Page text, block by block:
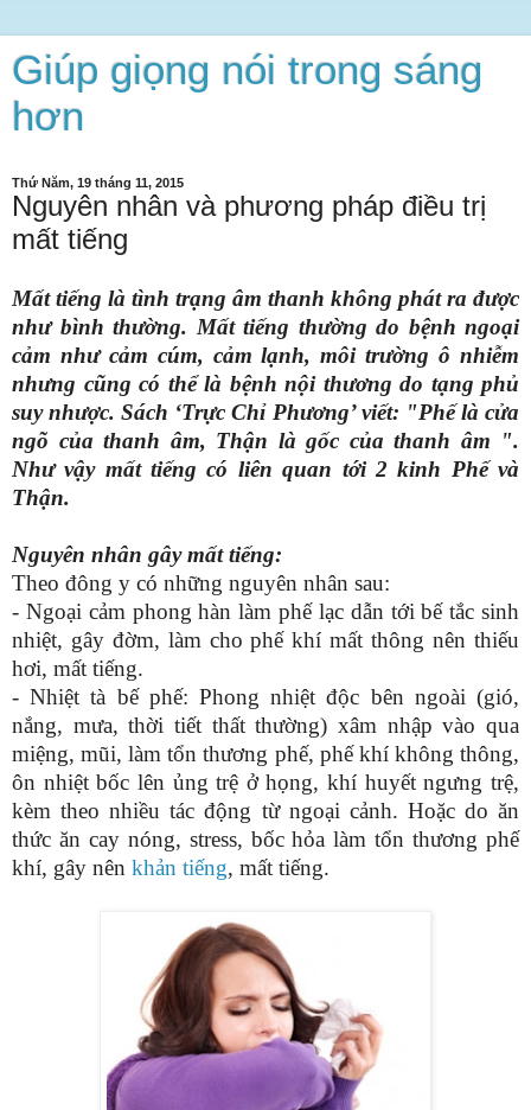
Giúp giọng nói trong sáng
hơn
Thứ Năm, 19 tháng 11, 2015
Nguyên nhân và phương pháp điều trị
mất tiếng
Mất tiếng là tình trạng âm thanh không phát ra được
như bình thường. Mất tiếng thường do bệnh ngoại
cảm như cảm cúm, cảm lạnh, môi trường ô nhiễm
nhưng cũng có thể là bệnh nội thương do tạng phủ
suy nhược. Sách ‘Trực Chỉ Phương’ viết: "Phế là cửa
ngõ của thanh âm, Thận là gốc của thanh âm ".
Như vậy mất tiếng có liên quan tới 2 kinh Phế và
Thận.
Nguyên nhân gây mất tiếng:
Theo đông y có những nguyên nhân sau:
- Ngoại cảm phong hàn làm phế lạc dẫn tới bế tắc sinh
nhiệt, gây đờm, làm cho phế khí mất thông nên thiếu
hơi, mất tiếng.
- Nhiệt tà bế phế: Phong nhiệt độc bên ngoài (gió,
nắng, mưa, thời tiết thất thường) xâm nhập vào qua
miệng, mũi, làm tổn thương phế, phế khí không thông,
ôn nhiệt bốc lên ủng trệ ở họng, khí huyết ngưng trệ,
kèm theo nhiều tác động từ ngoại cảnh. Hoặc do ăn
thức ăn cay nóng, stress, bốc hỏa làm tổn thương phế
khí, gây nên khản tiếng, mất tiếng.